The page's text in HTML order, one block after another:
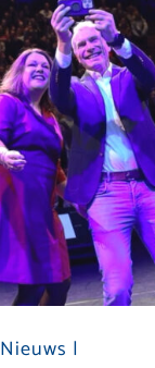
Nieuws |